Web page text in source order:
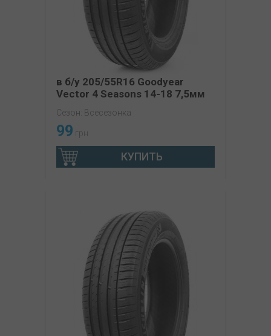
в б/у 205/55R16 Goodyear
Vector 4 Seasons 14-18 7,5мм
Сезон: Всесезонка
99 грн
КУПИТЬ